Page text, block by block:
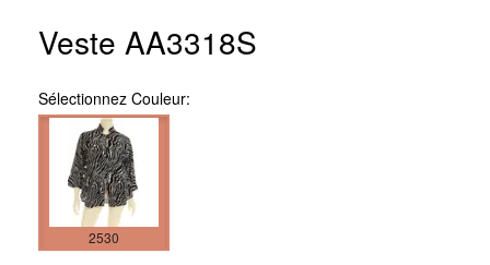
Veste AA3318S
Sélectionnez Couleur:
2530